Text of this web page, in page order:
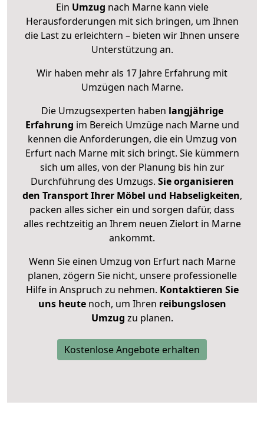
Ein Umzug nach Marne kann viele
Herausforderungen mit sich bringen, um Ihnen
die Last zu erleichtern – bieten wir Ihnen unsere
Unterstützung an.
Wir haben mehr als 17 Jahre Erfahrung mit
Umzügen nach Marne.
Die Umzugsexperten haben langjährige
Erfahrung im Bereich Umzüge nach Marne und
kennen die Anforderungen, die ein Umzug von
Erfurt nach Marne mit sich bringt. Sie kümmern
sich um alles, von der Planung bis hin zur
Durchführung des Umzugs. Sie organisieren
den Transport Ihrer Möbel und Habseligkeiten,
packen alles sicher ein und sorgen dafür, dass
alles rechtzeitig an Ihrem neuen Zielort in Marne
ankommt.
Wenn Sie einen Umzug von Erfurt nach Marne
planen, zögern Sie nicht, unsere professionelle
Hilfe in Anspruch zu nehmen. Kontaktieren Sie
uns heutenoch, um Ihren reibungslosen
Umzug zu planen.
Kostenlose Angebote erhalten